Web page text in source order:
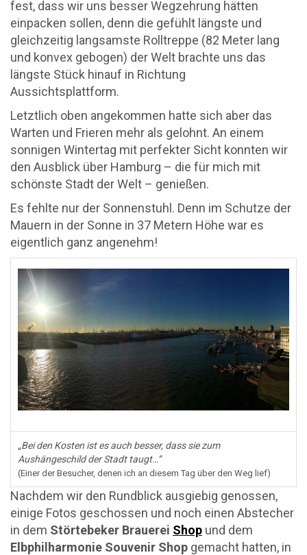
fest, dass wir uns besser Wegzehrung hätten
einpacken sollen, denn die gefühlt längste und
gleichzeitig langsamste Rolltreppe (82 Meter lang
und konvex gebogen) der Welt brachte uns das
längste Stück hinauf in Richtung
Aussichtsplattform.
Letztlich oben angekommen hatte sich aber das
Warten und Frieren mehr als gelohnt. An einem
sonnigen Wintertag mit perfekter Sicht konnten wir
den Ausblick über Hamburg – die für mich mit
schönste Stadt der Welt – genießen.
Es fehlte nur der Sonnenstuhl. Denn im Schutze der
Mauern in der Sonne in 37 Metern Höhe war es
eigentlich ganz angenehm!
„Bei den Kosten ist es auch besser, dass sie zum
Aushängeschild der Stadt taugt…“
(Einer der Besucher, denen ich an diesem Tag über den Weg lief)
Nachdem wir den Rundblick ausgiebig genossen,
einige Fotos geschossen und noch einen Abstecher
in dem Störtebeker Brauerei Shop und dem
Elbphilharmonie Souvenir Shop gemacht hatten, in